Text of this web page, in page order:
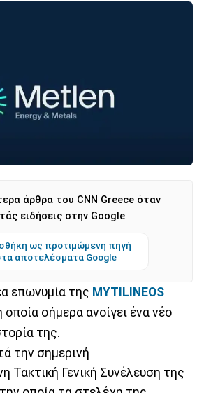
άρθρα του CNN Greece όταν
ειδήσεις στην Google
ως προτιμώμενη πηγή
αποτελέσματα Google
επωνυμία της MYTILINEOS
σήμερα ανοίγει ένα νέο
της.
την σημερινή
Τακτική Γενική Συνέλευση της